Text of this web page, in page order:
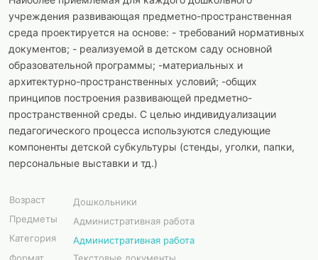
учреждения развивающая предметно-пространственная
среда проектируется на основе: - требований нормативных
документов; - реализуемой в детском саду основной
образовательной программы; -материальных и
архитектурно-пространственных условий; -общих
принципов построения развивающей предметно-
пространственной среды. С целью индивидуализации
педагогического процесса используются следующие
компоненты детской субкультуры (стенды, уголки, папки,
персональные выставки и тд.)
Возраст
Дошкольники
Предметы
Административная работа
Категория
Административная работа